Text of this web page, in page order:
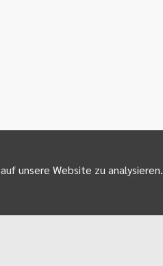
unsere Website zu analysieren.